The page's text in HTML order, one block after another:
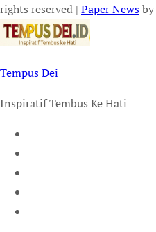
rights reserved | Paper Newsby
Tempus Dei
Inspiratif Tembus Ke Hati